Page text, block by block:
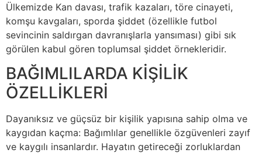
Ülkemizde Kan davası, trafik kazaları, töre cinayeti,
komşu kavgaları, sporda şiddet (özellikle futbol
sevincinin saldırgan davranışlarla yansıması) gibi sık
görülen kabul gören toplumsal şiddet örnekleridir.
BAĞIMLILARDA KİŞİLİK
ÖZELLİKLERİ
Dayanıksız ve güçsüz bir kişilik yapısına sahip olma ve
kaygıdan kaçma: Bağımlılar genellikle özgüvenleri zayıf
ve kaygılı insanlardır. Hayatın getireceği zorluklardan